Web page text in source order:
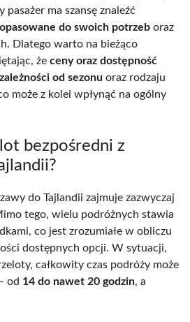
ma szansę znaleźć
do swoich potrzeb oraz
Dlatego warto na bieżąco
że ceny oraz dostępność
od sezonu oraz rodzaju
może z kolei wpłynąć na ogólny
bezpośredni z
do Tajlandii zajmuje zazwyczaj
tego, wielu podróżnych stawia
co jest zrozumiałe w obliczu
dostępnych opcji. W sytuacji,
całkowity czas podróży może
od 14 do nawet 20 godzin, a